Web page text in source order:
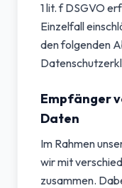
1 lit. f DSGVO
Einzelfall
den folgenden
Empfänger
Daten
Im Rahmen
wir mit
zusammen.